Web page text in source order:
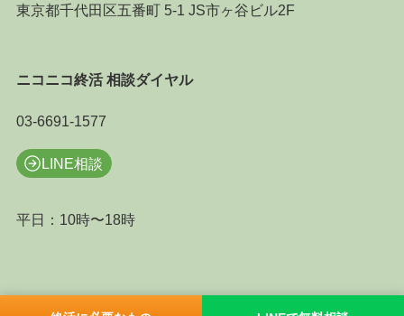
東京都千代田区五番町 5-1 JS市ヶ谷ビル2F
ニコニコ終活 相談ダイヤル
03-6691-1577
LINE相談
平日：10時〜18時